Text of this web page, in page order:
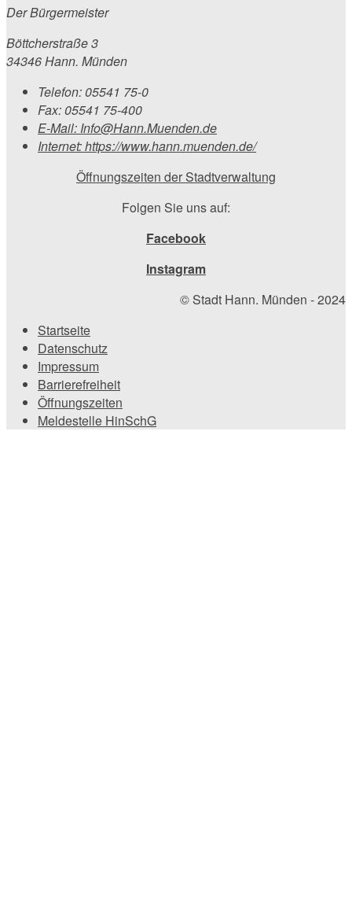
Der Bürgermeister
Böttcherstraße 3
34346 Hann. Münden
Telefon: 05541 75-0
Fax: 05541 75-400
E-Mail: Info@Hann.Muenden.de
Internet:https://www.hann.muenden.de/
Öffnungszeiten der Stadtverwaltung
Folgen Sie uns auf:
Facebook
Instagram
© Stadt Hann. Münden - 2024
Startseite
Datenschutz
Impressum
Barrierefreiheit
Öffnungszeiten
Meldestelle HinSchG